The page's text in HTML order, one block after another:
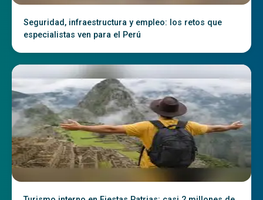
Seguridad, infraestructura y empleo: los retos que
especialistas ven para el Perú